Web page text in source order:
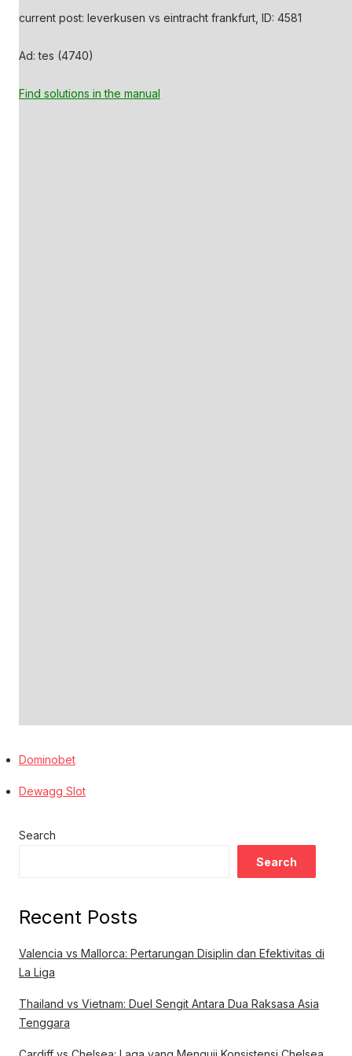
current post: leverkusen vs eintracht frankfurt, ID: 4581
Ad: tes (4740)
Find solutions in the manual
Dominobet
Dewagg Slot
Search
Search
Recent Posts
Valencia vs Mallorca: Pertarungan Disiplin dan Efektivitas di
La Liga
Thailand vs Vietnam: Duel Sengit Antara Dua Raksasa Asia
Tenggara